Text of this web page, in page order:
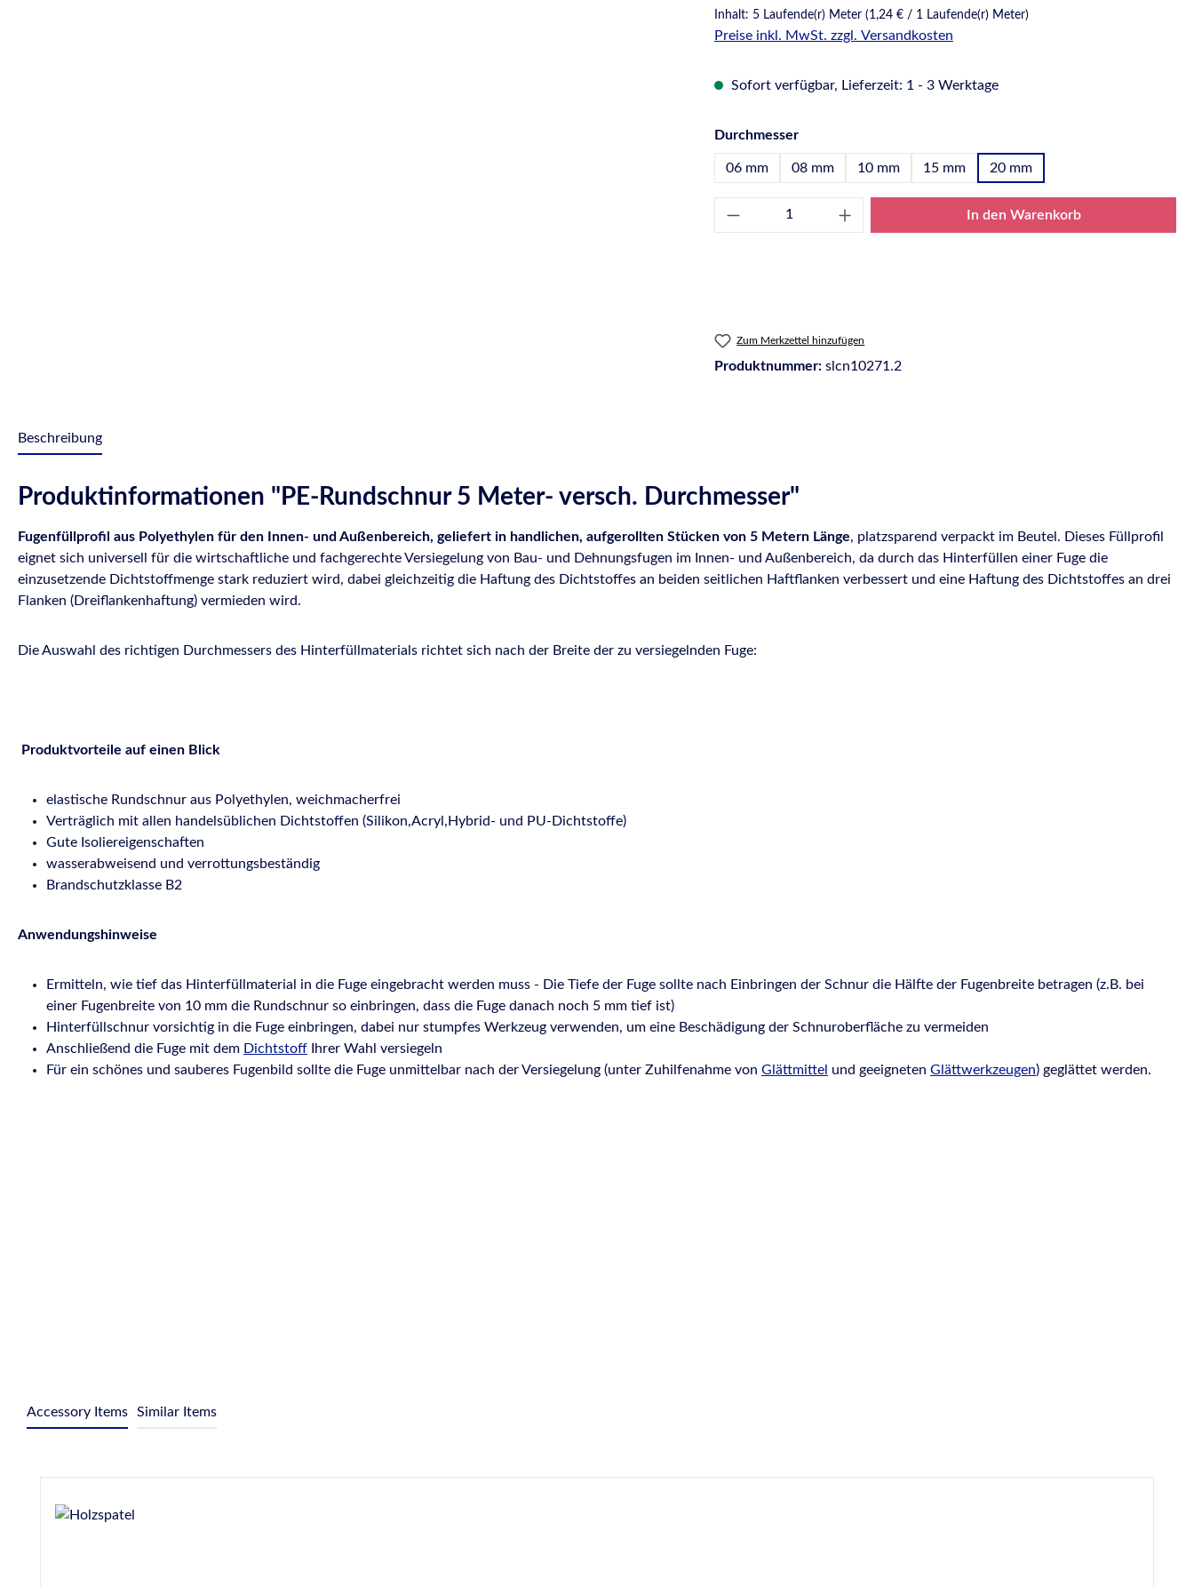
Inhalt: 5 Laufende(r) Meter (1,24 € / 1 Laufende(r) Meter)
Preise inkl. MwSt. zzgl. Versandkosten
Sofort verfügbar, Lieferzeit: 1 - 3 Werktage
Durchmesserauswählen
06 mm 08 mm 10 mm 15 mm 20 mm
Produkt Anzahl: Gib den gewünschten Wert ein
In den Warenkorb
Zum Merkzettel hinzufügen
Produktnummer: slcn10271.2
Beschreibung
Produktinformationen "PE-Rundschnur 5 Meter- versch. Durchmesser"
Fugenfüllprofil aus Polyethylen für den Innen- und Außenbereich, geliefert in handlichen, aufgerollten Stücken von 5 Metern Länge, platzsparend verpackt im Beutel. Dieses Füllprofil
eignet sich universell für die wirtschaftliche und fachgerechte Versiegelung von Bau- und Dehnungsfugen im Innen- und Außenbereich, da durch das Hinterfüllen einer Fuge die
einzusetzende Dichtstoffmenge stark reduziert wird, dabei gleichzeitig die Haftung des Dichtstoffes an beiden seitlichen Haftflanken verbessert und eine Haftung des Dichtstoffes an drei
Flanken (Dreiflankenhaftung) vermieden wird.
Die Auswahl des richtigen Durchmessers des Hinterfüllmaterials richtet sich nach der Breite der zu versiegelnden Fuge:
Produktvorteile auf einen Blick
elastische Rundschnur aus Polyethylen, weichmacherfrei
Verträglich mit allen handelsüblichen Dichtstoffen (Silikon,Acryl,Hybrid- und PU-Dichtstoffe)
Gute Isoliereigenschaften
wasserabweisend und verrottungsbeständig
Brandschutzklasse B2
Anwendungshinweise
Ermitteln, wie tief das Hinterfüllmaterial in die Fuge eingebracht werden muss - Die Tiefe der Fuge sollte nach Einbringen der Schnur die Hälfte der Fugenbreite betragen (z.B. bei
einer Fugenbreite von 10 mm die Rundschnur so einbringen, dass die Fuge danach noch 5 mm tief ist)
Hinterfüllschnur vorsichtig in die Fuge einbringen, dabei nur stumpfes Werkzeug verwenden, um eine Beschädigung der Schnuroberfläche zu vermeiden
Anschließend die Fuge mit dem Dichtstoff Ihrer Wahl versiegeln
Für ein schönes und sauberes Fugenbild sollte die Fuge unmittelbar nach der Versiegelung (unter Zuhilfenahme von Glättmittel und geeigneten Glättwerkzeugen) geglättet werden.
Accessory Items Similar Items